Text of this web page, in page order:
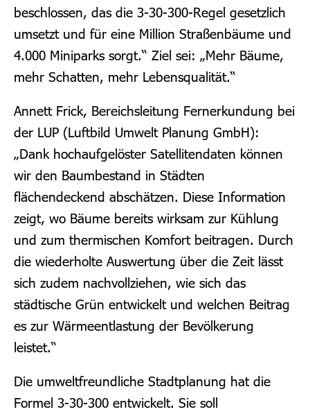
beschlossen, das die 3-30-300-Regel gesetzlich
umsetzt und für eine Million Straßenbäume und
4.000 Miniparks sorgt.“ Ziel sei: „Mehr Bäume,
mehr Schatten, mehr Lebensqualität.“
Annett Frick, Bereichsleitung Fernerkundung bei
der LUP (Luftbild Umwelt Planung GmbH):
„Dank hochaufgelöster Satellitendaten können
wir den Baumbestand in Städten
flächendeckend abschätzen. Diese Information
zeigt, wo Bäume bereits wirksam zur Kühlung
und zum thermischen Komfort beitragen. Durch
die wiederholte Auswertung über die Zeit lässt
sich zudem nachvollziehen, wie sich das
städtische Grün entwickelt und welchen Beitrag
es zur Wärmeentlastung der Bevölkerung
leistet.“
Die umweltfreundliche Stadtplanung hat die
Formel 3-30-300 entwickelt. Sie soll